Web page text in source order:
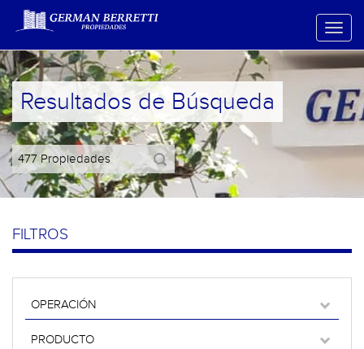
Resultados de Búsqueda
FILTROS